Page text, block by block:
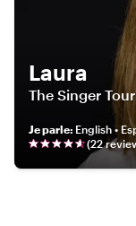
Laura
The Singer
Je parle: English •
(22